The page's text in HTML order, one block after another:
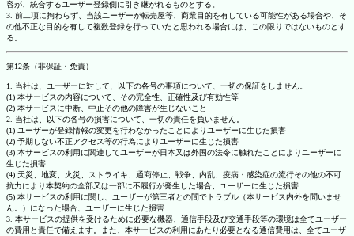
容が、統合するユーザー登録側に引き継がれるものとする。
3. 前二項に拘わらず、当該ユーザーが転売屋等、商業目的を有している可能性がある場合や、そ
の他不正な目的を有して複数登録を行っていたと思われる場合には、この限りではないものとす
る。
第12条（非保証・免責）
1. 当社は、ユーザーに対して、以下の各号の事項について、一切の保証をしません。
(1) 本サービスの内容について、その完全性、正確性及び有効性等
(2) 本サービスに中断、中止その他の障害が生じないこと
2. 当社は、以下の各号の損害について、一切の責任を負いません。
(1) ユーザーが登録情報の変更を行わなかったことによりユーザーに生じた損害
(2) 予期しない不正アクセス等の行為によりユーザーに生じた損害
(3) 本サービスの利用に関連してユーザーが日本又は外国の法令に触れたことによりユーザーに
生じた損害
(4) 天災、地変、火災、ストライキ、通商停止、戦争、内乱、疫病・感染症の流行その他の不可
抗力により本契約の全部又は一部に不履行が発生した場合、ユーザーに生じた損害
(5) 本サービスの利用に関し、ユーザーが第三者との間でトラブル（本サービス内外を問いませ
ん。）になった場合、ユーザーに生じた損害
3. 本サービスの提供を受けるために必要な機器、通信手段及び交通手段等の環境は全てユーザー
の費用と責任で備えます。また、本サービスの利用にあたり必要となる通信費用は、全てユーザ